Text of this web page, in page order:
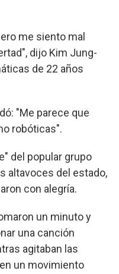
me siento mal
dijo Kim Jung-
de 22 años
"Me parece que
robóticas".
del popular grupo
altavoces del estado,
con alegría.
un minuto y
una canción
agitaban las
un movimiento